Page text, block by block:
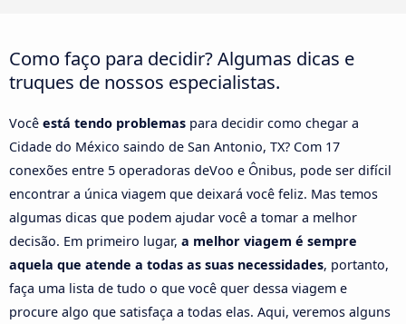
Como faço para decidir? Algumas dicas e
truques de nossos especialistas.
Você está tendo problemas para decidir como chegar a
Cidade do México saindo de San Antonio, TX? Com 17
conexões entre 5 operadoras deVoo e Ônibus, pode ser difícil
encontrar a única viagem que deixará você feliz. Mas temos
algumas dicas que podem ajudar você a tomar a melhor
decisão. Em primeiro lugar, a melhor viagem é sempre
aquela que atende a todas as suas necessidades, portanto,
faça uma lista de tudo o que você quer dessa viagem e
procure algo que satisfaça a todas elas. Aqui, veremos alguns